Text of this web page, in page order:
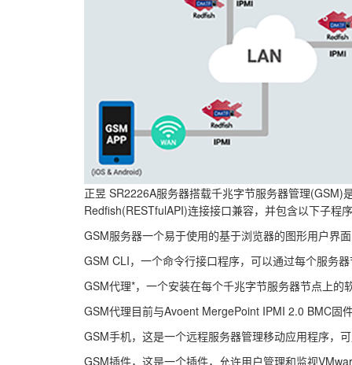
正昱 SR2226A服务器搭载千兆字节服务器管理
Redfish(RESTfulAPI)连接接口兼容，并包含以下子程
GSM服务器一个易于使用的基于浏览器的图形用户界
GSM CLI，一个命令行接口程序，可以通过每个服务
GSM代理*，一个安装在每个千兆字节服务器节点上
GSM代理目前与Avoent MergePoint IPMI 2.0 BMC固
GSM手机，这是一个远程服务器管理移动应用程序，
GSM插件，这是一个插件，允许用户管理和监视